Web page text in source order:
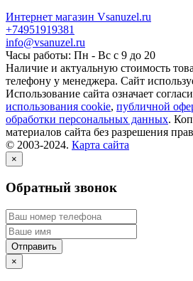
Интернет магазин Vsanuzel.ru
+74951919381
info@vsanuzel.ru
Часы работы: Пн - Вс с 9 до 20
Наличие и актуальную стоимость
телефону у менеджера. Сайт
Использование сайта означает
использования cookie, публичной
обработки персональных данных.
материалов сайта без разрешения
© 2003-2024. Карта сайта
×
Обратный звонок
×